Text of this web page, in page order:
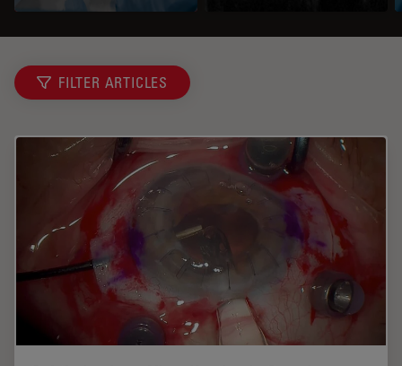
FILTER ARTICLES